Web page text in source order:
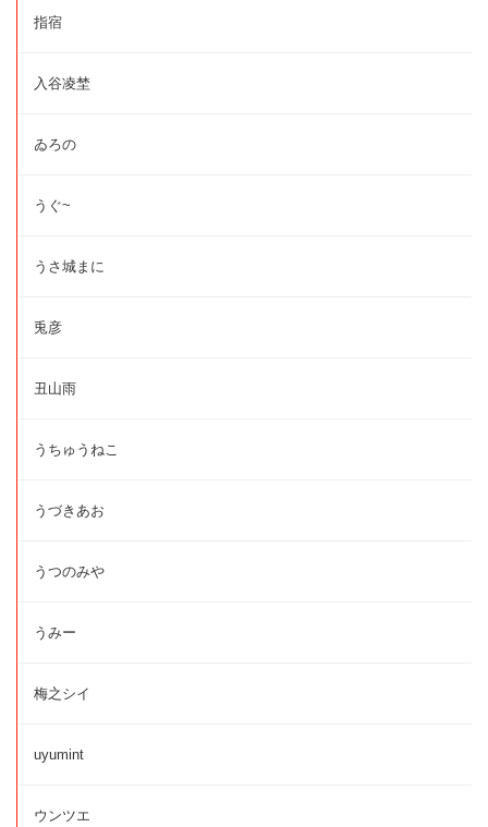
指宿
入谷凌埜
ゐろの
うぐ~
うさ城まに
兎彦
丑山雨
うちゅうねこ
うづきあお
うつのみや
うみー
梅之シイ
uyumint
ウンツエ